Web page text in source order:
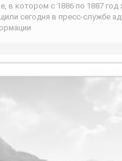
в котором с 1886 по 1887 год
сегодня в пресс-службе